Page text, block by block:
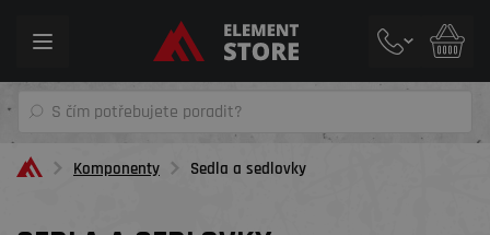
Toggle
Komponenty Sedla a sedlovky